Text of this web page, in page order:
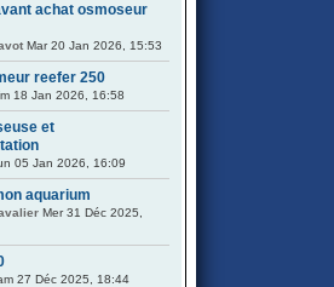
achat osmoseur
Mar 20 Jan 2026, 15:53
reefer 250
18 Jan 2026, 16:58
et
05 Jan 2026, 16:09
aquarium
Mer 31 Déc 2025,
27 Déc 2025, 18:44